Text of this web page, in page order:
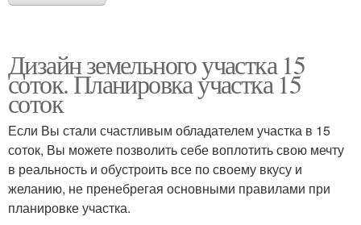
Дизайн земельного участка 15
соток. Планировка участка 15
соток
Если Вы стали счастливым обладателем участка в 15
соток, Вы можете позволить себе воплотить свою мечту
в реальность и обустроить все по своему вкусу и
желанию, не пренебрегая основными правилами при
планировке участка.